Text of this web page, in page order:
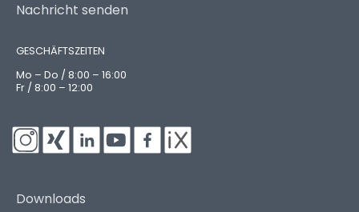
Nachricht senden
GESCHÄFTSZEITEN
Mo – Do / 8:00 – 16:00
Fr / 8:00 – 12:00
Downloads